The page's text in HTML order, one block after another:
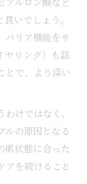
いでしょう。
バリア機能をサ
ヤリング）も話
とで、より深い
けではなく、
ルの原因となる
肌状態に合った
アを続けること